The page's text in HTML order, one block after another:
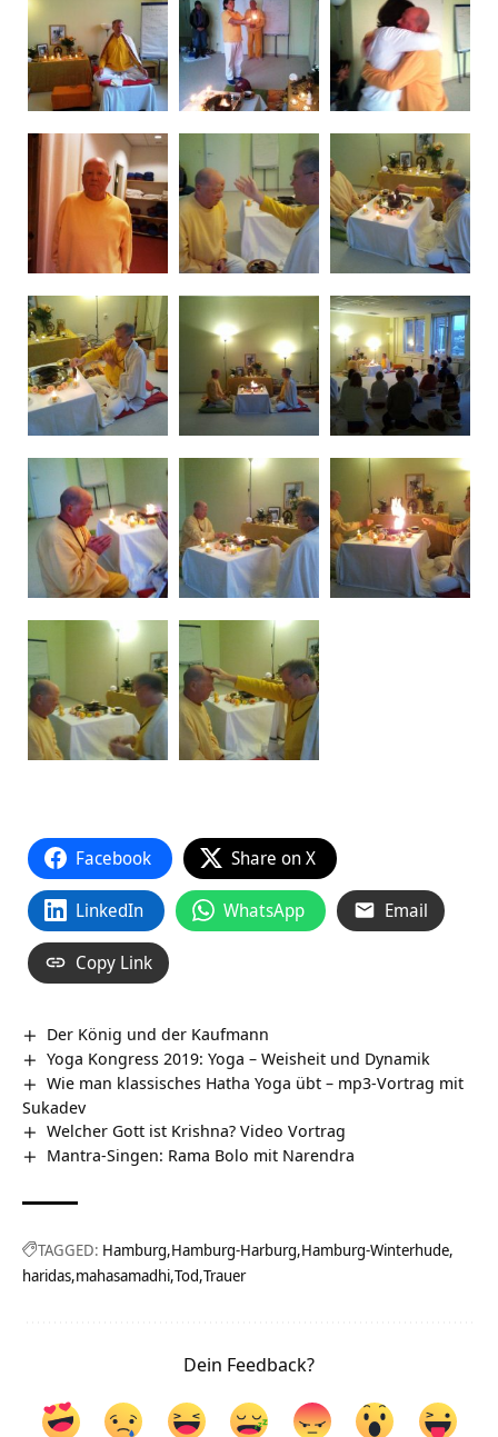
Facebook Share on X
LinkedIn WhatsApp Email
Copy Link
Der König und der Kaufmann
Yoga Kongress 2019: Yoga – Weisheit und Dynamik
Wie man klassisches Hatha Yoga übt – mp3-Vortrag mit
Sukadev
Welcher Gott ist Krishna? Video Vortrag
Mantra-Singen: Rama Bolo mit Narendra
TAGGED: Hamburg Hamburg-Harburg Hamburg-Winterhude
haridas mahasamadhi Tod Trauer
Dein Feedback?